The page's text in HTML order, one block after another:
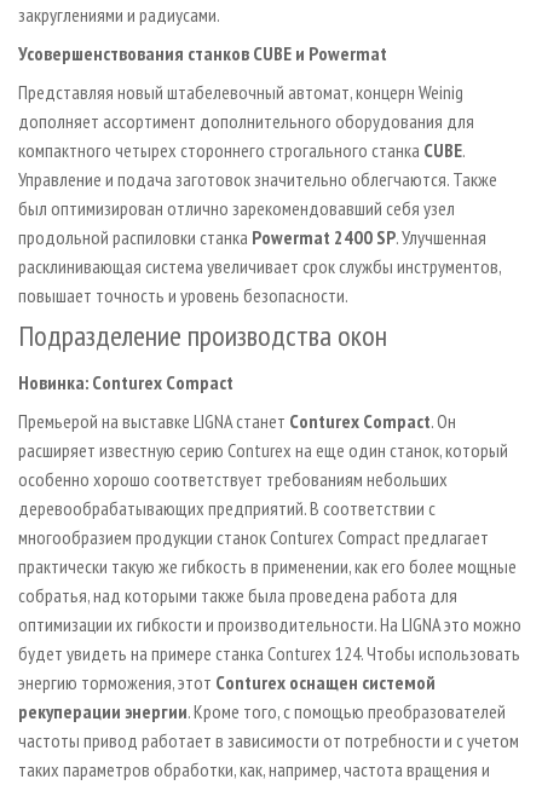
закруглениями и радиусами.
Усовершенствования станков CUBE и Powermat
Представляя новый штабелевочный автомат, концерн Weinig
дополняет ассортимент дополнительного оборудования для
компактного четырех стороннего строгального станка CUBE.
Управление и подача заготовок значительно облегчаются. Также
был оптимизирован отлично зарекомендовавший себя узел
продольной распиловки станка Powermat 2400 SP. Улучшенная
расклинивающая система увеличивает срок службы инструментов,
повышает точность и уровень безопасности.
Подразделение производства окон
Новинка: Conturex Compact
Премьерой на выставке LIGNA станет Conturex Compact. Он
расширяет известную серию Conturex на еще один станок, который
особенно хорошо соответствует требованиям небольших
деревообрабатывающих предприятий. В соответствии с
многообразием продукции станок Conturex Compact предлагает
практически такую же гибкость в применении, как его более мощные
собратья, над которыми также была проведена работа для
оптимизации их гибкости и производительности. На LIGNA это можно
будет увидеть на примере станка Conturex 124. Чтобы использовать
энергию торможения, этот Conturex оснащен системой
рекуперации энергии. Кроме того, с помощью преобразователей
частоты привод работает в зависимости от потребности и с учетом
таких параметров обработки, как, например, частота вращения и